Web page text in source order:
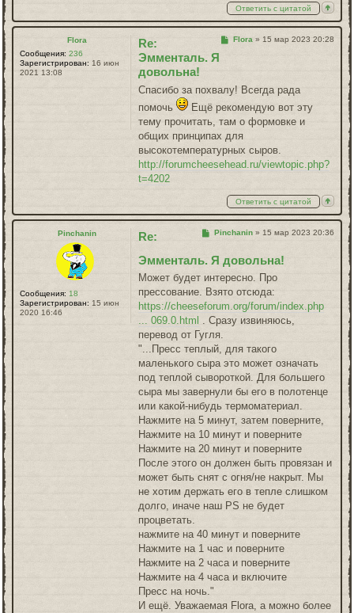
Ответить с цитатой
Flora
Сообщения: 236
Зарегистрирован: 16 июн
2021 13:08
Сообщение
Flora » 15 мар 2023 20:28
Re:
Эмменталь. Я
довольна!
Спасибо за похвалу! Всегда рада
помочь
Ещё рекомендую вот эту
тему прочитать, там о формовке и
общих принципах для
высокотемпературных сыров.
http://forumcheesehead.ru/viewtopic.php?
t=4202
Ответить с цитатой
Pinchanin
Сообщения: 18
Зарегистрирован: 15 июн
2020 16:46
Сообщение
Pinchanin » 15 мар 2023 20:36
Re:
Эмменталь. Я довольна!
Может будет интересно. Про
прессование. Взято отсюда:
https://cheeseforum.org/forum/index.php
... 069.0.html . Сразу извиняюсь,
перевод от Гугля.
"...Пресс теплый, для такого
маленького сыра это может означать
под теплой сывороткой. Для большего
сыра мы завернули бы его в полотенце
или какой-нибудь термоматериал.
Нажмите на 5 минут, затем поверните,
Нажмите на 10 минут и поверните
Нажмите на 20 минут и поверните
После этого он должен быть провязан и
может быть снят с огня/не накрыт. Мы
не хотим держать его в тепле слишком
долго, иначе наш PS не будет
процветать.
нажмите на 40 минут и поверните
Нажмите на 1 час и поверните
Нажмите на 2 часа и поверните
Нажмите на 4 часа и включите
Пресс на ночь."
И ещё. Уважаемая Flora, а можно более